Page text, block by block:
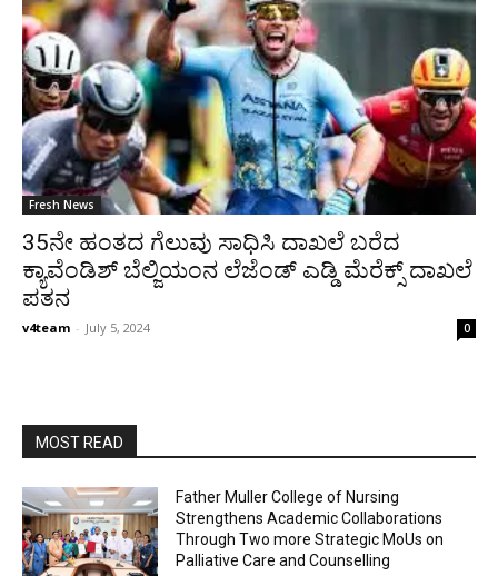
Fresh News
35ನೇ ಹಂತದ ಗೆಲುವು ಸಾಧಿಸಿ ದಾಖಲೆ ಬರೆದ
ಕ್ಯಾವೆಂಡಿಶ್ ಬೆಲ್ಜಿಯಂನ ಲೆಜೆಂಡ್ ಎಡ್ಡಿ ಮೆರೆಕ್ಸ್ ದಾಖಲೆ
ಪತನ
v4team - July 5, 2024 0
MOST READ
Father Muller College of Nursing
Strengthens Academic Collaborations
Through Two more Strategic MoUs on
Palliative Care and Counselling